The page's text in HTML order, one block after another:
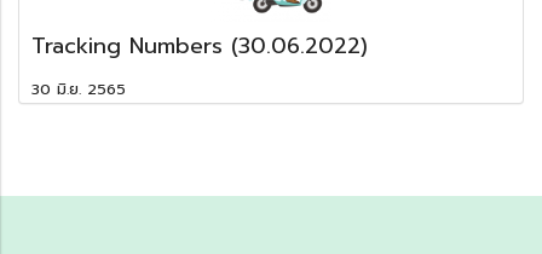
Tracking Numbers (30.06.2022)
30 มิ.ย. 2565